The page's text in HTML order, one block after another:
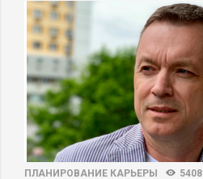
ПЛАНИРОВАНИЕ КАРЬЕРЫ 5408